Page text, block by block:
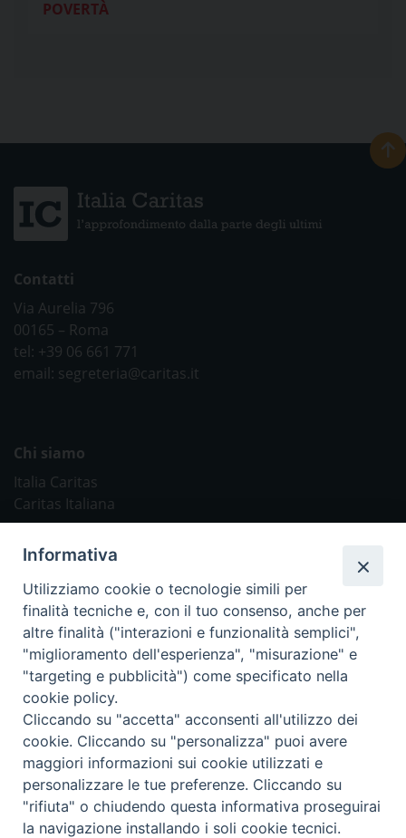
POVERTÀ
Contatti
Via Aurelia 796
00165 – Roma
tel: +39 06 661 771
email: segreteria@caritas.it
Chi siamo
Italia Caritas
Caritas Italiana
Caritas Internationalis
TV 2000
Inblu 2000
Avvenire
Sir
Scarp de’ Tenis
Newsletter
Informativa
Utilizziamo cookie o tecnologie simili per
finalità tecniche e, con il tuo consenso, anche per
altre finalità ("interazioni e funzionalità semplici",
"miglioramento dell'esperienza", "misurazione" e
"targeting e pubblicità") come specificato nella
cookie policy.
Cliccando su "accetta" acconsenti all'utilizzo dei
cookie. Cliccando su "personalizza" puoi avere
maggiori informazioni sui cookie utilizzati e
personalizzare le tue preferenze. Cliccando su
"rifiuta" o chiudendo questa informativa proseguirai
la navigazione installando i soli cookie tecnici.